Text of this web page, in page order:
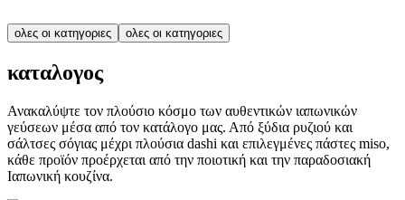
ολες οι κατηγοριες ολες οι κατηγοριες
καταλογος
Ανακαλύψτε τον πλούσιο κόσμο των αυθεντικών ιαπωνικών
γεύσεων μέσα από τον κατάλογο μας. Από ξύδια ρυζιού και
σάλτσες σόγιας μέχρι πλούσια dashi και επιλεγμένες πάστες miso,
κάθε προϊόν προέρχεται από την ποιοτική και την παραδοσιακή
Ιαπωνική κουζίνα.